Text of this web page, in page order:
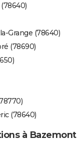
Grange (78640)
(78690)
(78640)
à Bazemont